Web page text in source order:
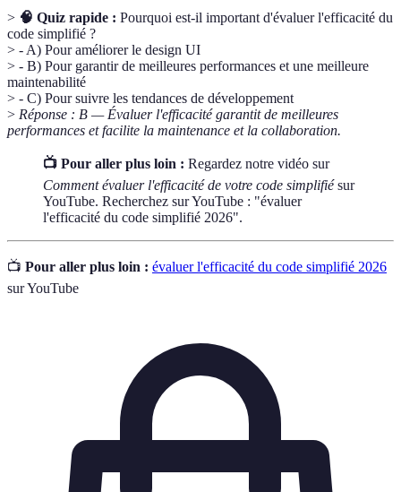
> 🧠 Quiz rapide : Pourquoi est-il important d'évaluer l'efficacité du
code simplifié ?
> - A) Pour améliorer le design UI
> - B) Pour garantir de meilleures performances et une meilleure
maintenabilité
> - C) Pour suivre les tendances de développement
> Réponse : B — Évaluer l'efficacité garantit de meilleures
performances et facilite la maintenance et la collaboration.
📺 Pour aller plus loin : Regardez notre vidéo sur
Comment évaluer l'efficacité de votre code simplifiésur
YouTube. Recherchez sur YouTube : "évaluer
l'efficacité du code simplifié 2026".
📺 Pour aller plus loin : évaluer l'efficacité du code simplifié 2026
sur YouTube